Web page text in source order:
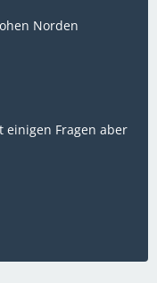
Norden
einigen Fragen aber